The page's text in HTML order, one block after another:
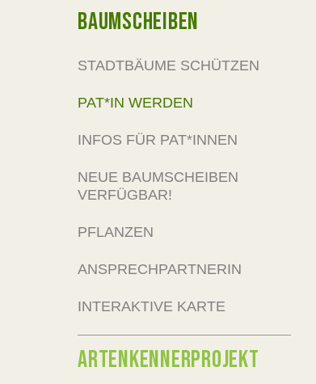
BAUMSCHEIBEN
STADTBÄUME SCHÜTZEN
PAT*IN WERDEN
INFOS FÜR PAT*INNEN
NEUE BAUMSCHEIBEN
VERFÜGBAR!
PFLANZEN
ANSPRECHPARTNERIN
INTERAKTIVE KARTE
ARTENKENNERPROJEKT